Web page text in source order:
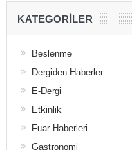
KATEGORILER
Beslenme
Dergiden Haberler
E-Dergi
Etkinlik
Fuar Haberleri
Gastronomi